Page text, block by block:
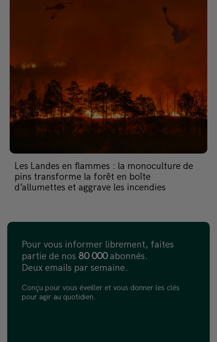
Les Landes en flammes : la monoculture de
pins transforme la forêt en boîte
d’allumettes et aggrave les incendies
Pour vous informer librement, faites
partie de nos 80 000abonnés.
Deux emails par semaine.
Conçu pour vous éveiller et vous donner les clés
pour agir au quotidien.